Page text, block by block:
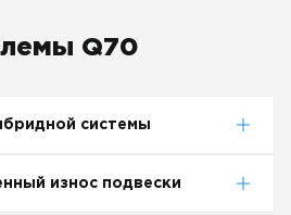
Q70
системы
износ подвески